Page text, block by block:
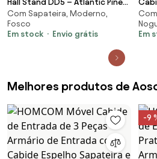
Hall Stand DD5 – Atlantic Pine
White – 140x181,8x36,8 cm
Com Sapateira, Moderno,
Fosco
Em stock
Envio grátis
x
Em
Melhores produtos de
-9